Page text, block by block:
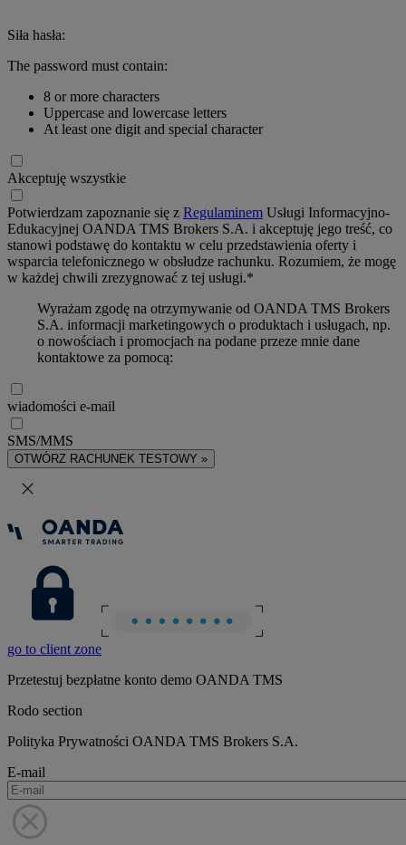
Siła hasła:
The password must contain:
8 or more characters
Uppercase and lowercase letters
At least one digit and special character
Akceptuję wszystkie
Potwierdzam zapoznanie się z Regulaminem Usługi Informacyjno-
Edukacyjnej OANDA TMS Brokers S.A. i akceptuję jego treść, co
stanowi podstawę do kontaktu w celu przedstawienia oferty i
wsparcia telefonicznego w obsłudze rachunku. Rozumiem, że mogę
w każdej chwili zrezygnować z tej usługi.*
Wyrażam zgodę na otrzymywanie od OANDA TMS Brokers
S.A. informacji marketingowych o produktach i usługach, np.
o nowościach i promocjach na podane przeze mnie dane
kontaktowe za pomocą:
wiadomości e-mail
SMS/MMS
OTWÓRZ RACHUNEK TESTOWY »
go to client zone
Przetestuj bezpłatne konto demo OANDA TMS
Rodo section
Polityka Prywatności OANDA TMS Brokers S.A.
E-mail